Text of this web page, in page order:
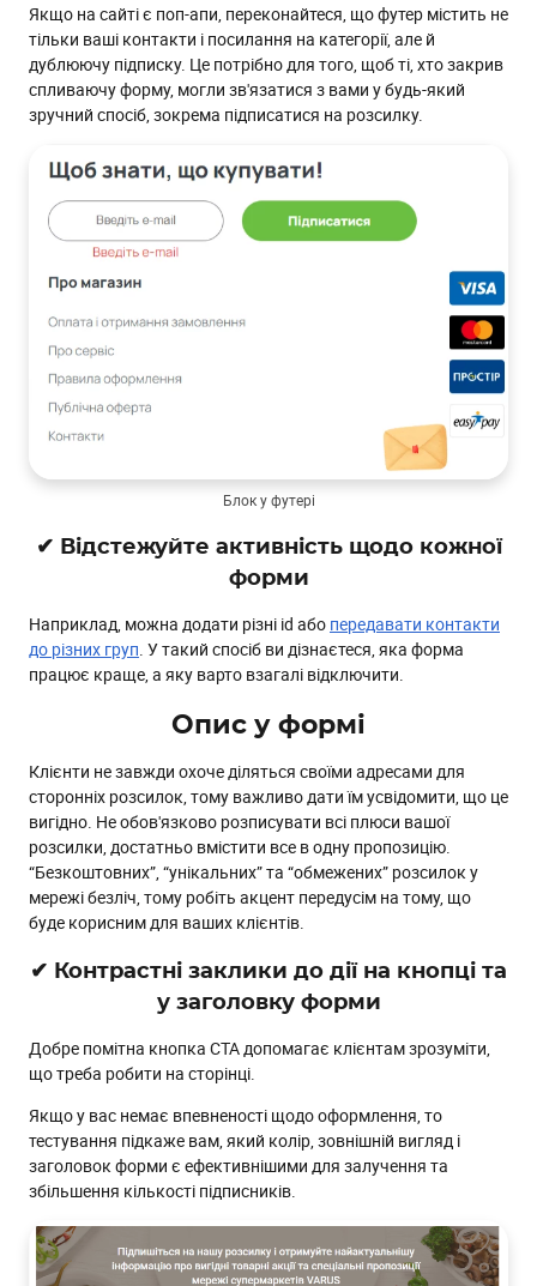
Якщо на сайті є поп-апи, переконайтеся, що футер містить не
тільки ваші контакти і посилання на категорії, але й
дублюючу підписку. Це потрібно для того, щоб ті, хто закрив
спливаючу форму, могли зв'язатися з вами у будь-який
зручний спосіб, зокрема підписатися на розсилку.
Блок у футері
✔ Відстежуйте активність щодо кожної
форми
Наприклад, можна додати різні id або передавати контакти
до різних груп. У такий спосіб ви дізнаєтеся, яка форма
працює краще, а яку варто взагалі відключити.
Опис у формі
Клієнти не завжди охоче діляться своїми адресами для
сторонніх розсилок, тому важливо дати їм усвідомити, що це
вигідно. Не обов'язково розписувати всі плюси вашої
розсилки, достатньо вмістити все в одну пропозицію.
“Безкоштовних”, “унікальних” та “обмежених” розсилок у
мережі безліч, тому робіть акцент передусім на тому, що
буде корисним для ваших клієнтів.
✔ Контрастні заклики до дії на кнопці та
у заголовку форми
Добре помітна кнопка СТА допомагає клієнтам зрозуміти,
що треба робити на сторінці.
Якщо у вас немає впевненості щодо оформлення, то
тестування підкаже вам, який колір, зовнішній вигляд і
заголовок форми є ефективнішими для залучення та
збільшення кількості підписників.